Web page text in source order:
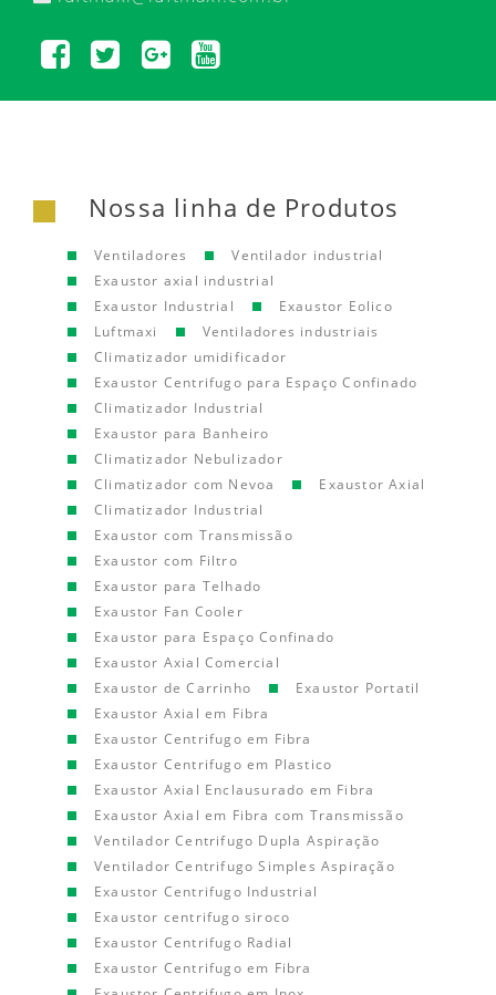
Nossa linha de Produtos
Ventiladores
Ventilador industrial
Exaustor axial industrial
Exaustor Industrial
Exaustor Eolico
Luftmaxi
Ventiladores industriais
Climatizador umidificador
Exaustor Centrifugo para Espaço Confinado
Climatizador Industrial
Exaustor para Banheiro
Climatizador Nebulizador
Climatizador com Nevoa
Exaustor Axial
Climatizador Industrial
Exaustor com Transmissão
Exaustor com Filtro
Exaustor para Telhado
Exaustor Fan Cooler
Exaustor para Espaço Confinado
Exaustor Axial Comercial
Exaustor de Carrinho
Exaustor Portatil
Exaustor Axial em Fibra
Exaustor Centrifugo em Fibra
Exaustor Centrifugo em Plastico
Exaustor Axial Enclausurado em Fibra
Exaustor Axial em Fibra com Transmissão
Ventilador Centrifugo Dupla Aspiração
Ventilador Centrifugo Simples Aspiração
Exaustor Centrifugo Industrial
Exaustor centrifugo siroco
Exaustor Centrifugo Radial
Exaustor Centrifugo em Fibra